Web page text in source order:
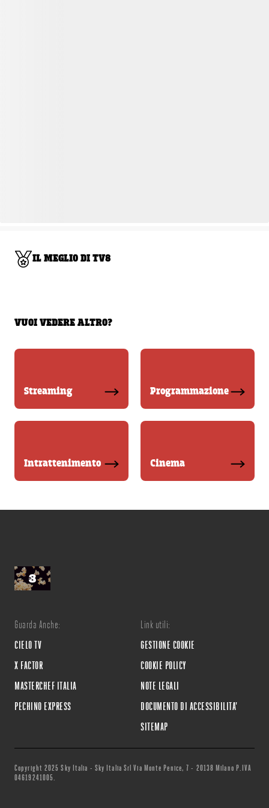
IL MEGLIO DI TV8
VUOI VEDERE ALTRO?
Streaming Programmazione
Intrattenimento Cinema
Guarda Anche:
CIELO TV
X FACTOR
MASTERCHEF ITALIA
PECHINO EXPRESS
Link utili:
GESTIONE COOKIE
COOKIE POLICY
NOTE LEGALI
DOCUMENTO DI ACCESSIBILITA'
SITEMAP
Copyright 2025 Sky Italia - Sky Italia Srl Via Monte Penice, 7 - 20138 Milano P.IVA
04619241005.